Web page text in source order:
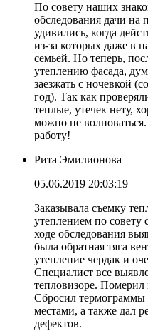
По совету наших
обследования дачи на
удивились, когда
из-за которых даже в
семьей. Но теперь,
утеплению фасада,
заезжать с ночевкой
год). Так как
теплые, утечек нету,
можно не
работу!
Рита Эмилионова
05.06.2019 20:03:19
Заказывала съемку
утеплением по совету
ходе обследования
была обратная тяга
утепление чердак и
Специалист все
тепловизоре.
Сбросил
местами, а также дал
дефектов.